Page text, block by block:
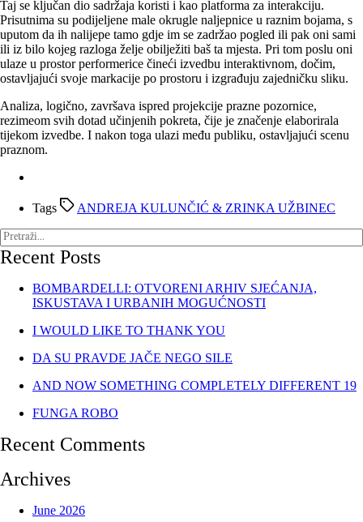
Taj se ključan dio sadržaja koristi i kao platforma za interakciju.
Prisutnima su podijeljene male okrugle naljepnice u raznim bojama, s
uputom da ih nalijepe tamo gdje im se zadržao pogled ili pak oni sami
ili iz bilo kojeg razloga želje obilježiti baš ta mjesta. Pri tom poslu oni
ulaze u prostor performerice čineći izvedbu interaktivnom, dočim,
ostavljajući svoje markacije po prostoru i izgrađuju zajedničku sliku.
Analiza, logično, završava ispred projekcije prazne pozornice,
rezimeom svih dotad učinjenih pokreta, čije je značenje elaborirala
tijekom izvedbe. I nakon toga ulazi među publiku, ostavljajući scenu
praznom.
Tags ANDREJA KULUNČIĆ & ZRINKA UŽBINEC
Recent Posts
BOMBARDELLI: OTVORENI ARHIV SJEĆANJA,
ISKUSTAVA I URBANIH MOGUĆNOSTI
I WOULD LIKE TO THANK YOU
DA SU PRAVDE JAČE NEGO SILE
AND NOW SOMETHING COMPLETELY DIFFERENT 19
FUNGA ROBO
Recent Comments
Archives
June 2026